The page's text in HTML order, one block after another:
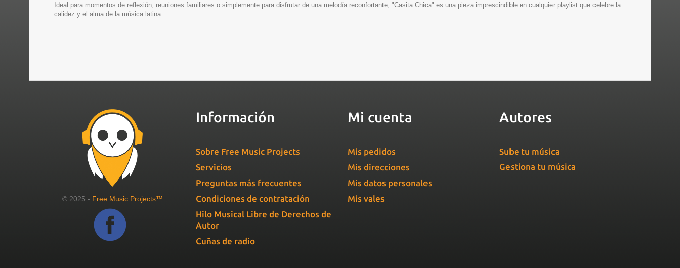
Ideal para momentos de reflexión, reuniones familiares o simplemente para disfrutar de una melodía reconfortante, "Casita Chica" es una pieza imprescindible en cualquier playlist que celebre la
calidez y el alma de la música latina.
© 2025 - Free Music Projects™
Información
Sobre Free Music Projects
Servicios
Preguntas más frecuentes
Condiciones de contratación
Hilo Musical Libre de Derechos de
Autor
Cuñas de radio
Mi cuenta
Mis pedidos
Mis direcciones
Mis datos personales
Mis vales
Autores
Sube tu música
Gestiona tu música